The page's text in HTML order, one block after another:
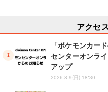
アクセ
「ポケモンカー
センターオンラ
アップ
2026.8.9(日) 18:30